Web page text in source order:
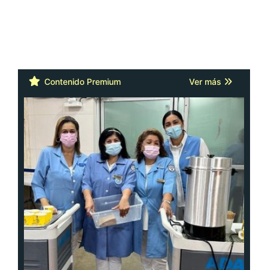
Contenido Premium Ver más